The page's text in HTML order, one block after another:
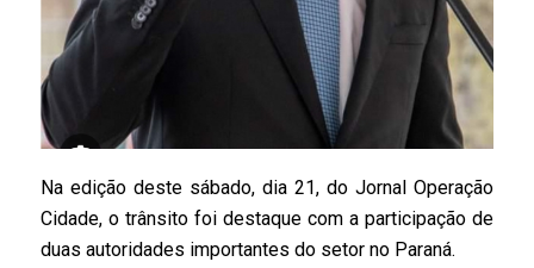
Na edição deste sábado, dia 21, do Jornal Operação
Cidade, o trânsito foi destaque com a participação de
duas autoridades importantes do setor no Paraná.